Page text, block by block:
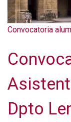
Convocatoria
Dpto